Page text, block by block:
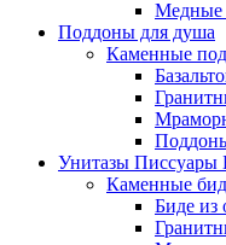
Медные
Поддоны для душа
Каменные
Унитазы Писсуары
Каменные
Биде из